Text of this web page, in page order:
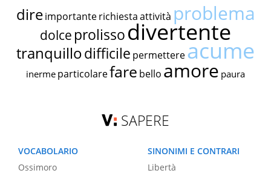
dire importante richiestaattività problema
dolce prolissodivertente
tranquillodifficile permettereacume
inerme particolarefare bello amore paura
SAPERE
VOCABOLARIO
Ossimoro
SINONIMI E CONTRARI
Libertà